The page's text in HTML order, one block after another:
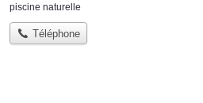
piscine naturelle
Téléphone